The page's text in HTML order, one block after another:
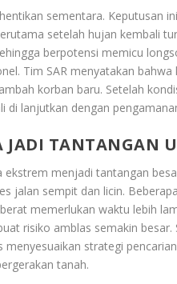
sementara. Keputusan
setelah hujan kembali
berpotensi memicu
Tim SAR menyatakan
korban baru. Setelah
di lanjutkan dengan
TANTANGAN
ekstrem menjadi tantangan
jalan sempit dan licin.
memerlukan waktu lebih
risiko amblas semakin
strategi
tanah.